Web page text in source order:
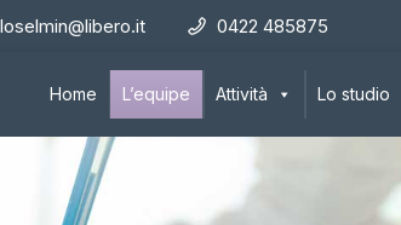
0422 485875
Home L’equipe Attività Lo studio